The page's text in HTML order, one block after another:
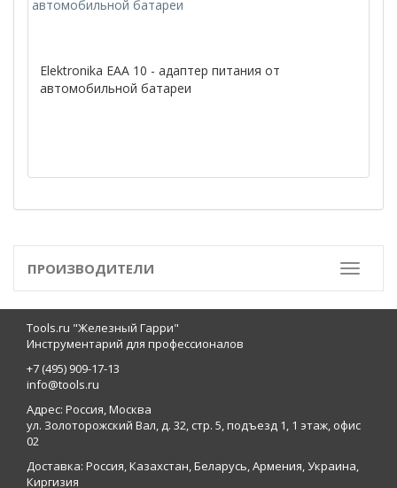
Elektronika EAA 10 - адаптер питания от
автомобильной батареи
Toggle
ПРОИЗВОДИТЕЛИ
Tools.ru "Железный Гарри"
Инструментарий для профессионалов
+7 (495) 909-17-13
info@tools.ru
Адрес: Россия, Москва
ул. Золоторожский Вал, д. 32, стр. 5, подъезд 1, 1 этаж, офис
02
Доставка: Россия, Казахстан, Беларусь, Армения, Украина,
Киргизия